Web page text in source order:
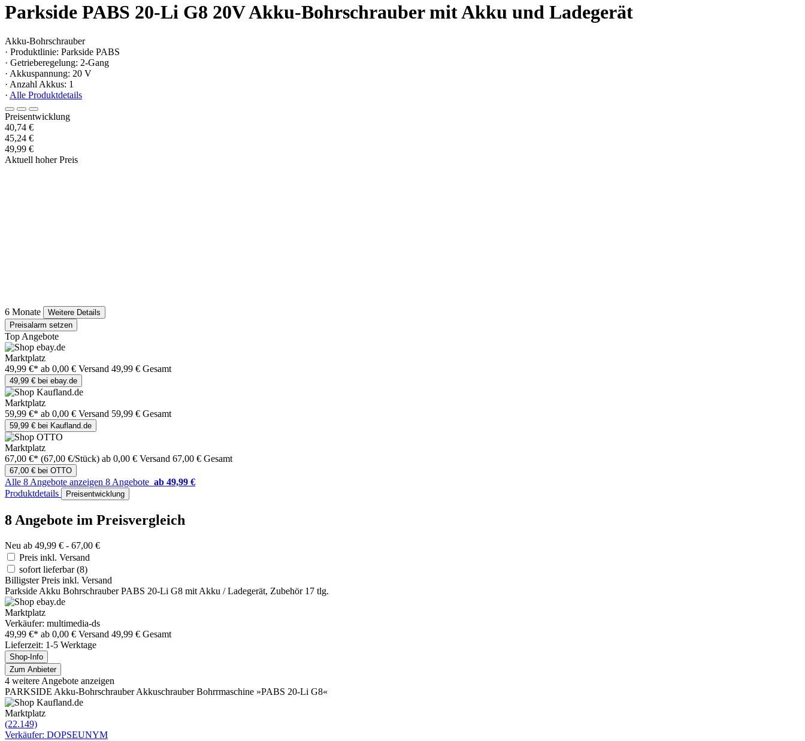
Parkside PABS 20-Li G8 20V Akku-Bohrschrauber mit Akku und Ladegerät
Akku-Bohrschrauber
· Produktlinie: Parkside PABS
· Getrieberegelung: 2-Gang
· Akkuspannung: 20 V
· Anzahl Akkus: 1
· Alle Produktdetails
Preisentwicklung
40,74 €
45,24 €
49,99 €
Aktuell hoher Preis
6 Monate
Weitere Details
Preisalarm setzen
Top Angebote
Marktplatz
49,99 €* ab 0,00 € Versand 49,99 € Gesamt
49,99 € bei ebay.de
Marktplatz
59,99 €* ab 0,00 € Versand 59,99 € Gesamt
59,99 € bei Kaufland.de
Marktplatz
67,00 €* (67,00 €/Stück) ab 0,00 € Versand 67,00 € Gesamt
67,00 € bei OTTO
Alle 8 Angebote anzeigen 8 Angebote ab 49,99 €
Produktdetails
Preisentwicklung
8 Angebote im Preisvergleich
Neu ab 49,99 € - 67,00 €
Preis inkl. Versand
sofort lieferbar(8)
Billigster Preis inkl. Versand
Parkside Akku Bohrschrauber PABS 20-Li G8 mit Akku / Ladegerät, Zubehör 17 tlg.
Marktplatz
Verkäufer: multimedia-ds
49,99 €* ab 0,00 € Versand 49,99 € Gesamt
Lieferzeit: 1-5 Werktage
Shop-Info
Zum Anbieter
4 weitere Angebote anzeigen
PARKSIDE Akku-Bohrschrauber Akkuschrauber Bohrrmaschine »PABS 20-Li G8«
Marktplatz
(22.149)
Verkäufer: DOPSEUNYM